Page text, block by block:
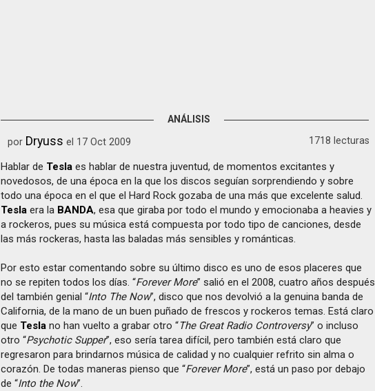
ANÁLISIS
por Dryuss el 17 Oct 2009 1718 lecturas
Hablar de Tesla es hablar de nuestra juventud, de momentos excitantes y
novedosos, de una época en la que los discos seguían sorprendiendo y sobre
todo una época en el que el Hard Rock gozaba de una más que excelente salud.
Tesla era la BANDA, esa que giraba por todo el mundo y emocionaba a heavies y
a rockeros, pues su música está compuesta por todo tipo de canciones, desde
las más rockeras, hasta las baladas más sensibles y románticas.
Por esto estar comentando sobre su último disco es uno de esos placeres que
no se repiten todos los días. “Forever More” salió en el 2008, cuatro años después
del también genial “Into The Now”, disco que nos devolvió a la genuina banda de
California, de la mano de un buen puñado de frescos y rockeros temas. Está claro
que Tesla no han vuelto a grabar otro “The Great Radio Controversy” o incluso
otro “Psychotic Supper”, eso sería tarea difícil, pero también está claro que
regresaron para brindarnos música de calidad y no cualquier refrito sin alma o
corazón. De todas maneras pienso que “Forever More”, está un paso por debajo
de “Into the Now”.